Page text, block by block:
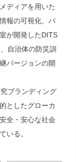
ディアを用いた
報の可視化、パ
が開発したDITS
自治体の防災訓
バージョンの開
ブランディング
としたグローカ
全・安心な社会
いる。